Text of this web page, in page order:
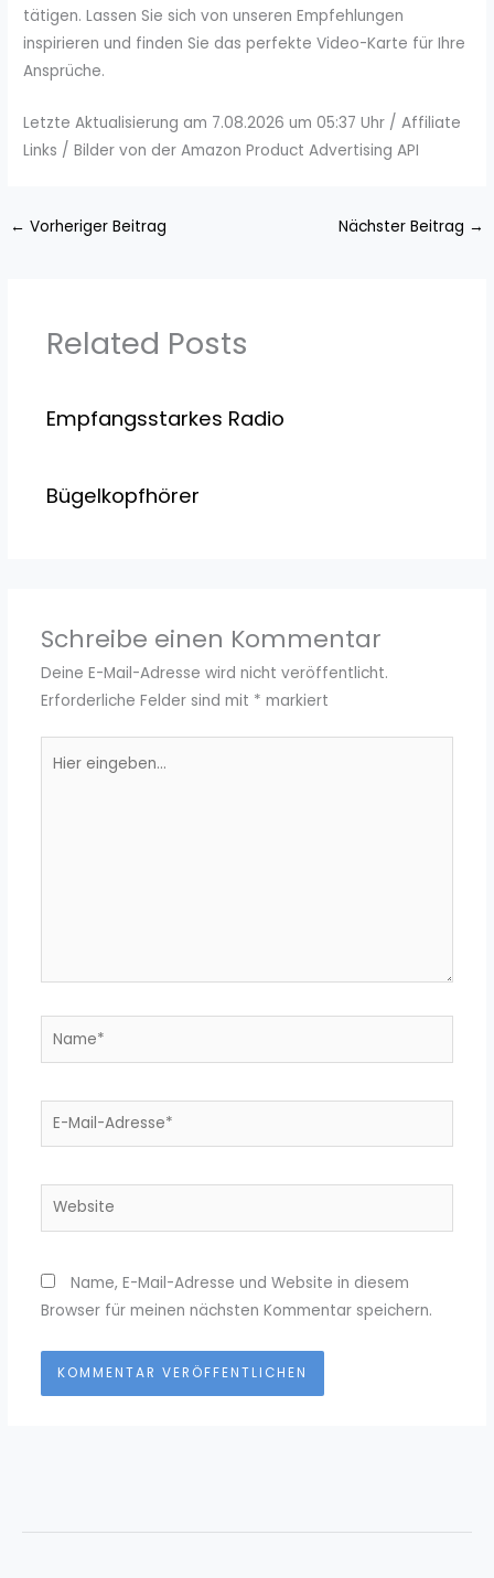
tätigen. Lassen Sie sich von unseren Empfehlungen
inspirieren und finden Sie das perfekte Video-Karte für Ihre
Ansprüche.
Letzte Aktualisierung am 7.08.2026 um 05:37 Uhr / Affiliate
Links / Bilder von der Amazon Product Advertising API
← Vorheriger Beitrag Nächster Beitrag →
Related Posts
Empfangsstarkes Radio
Bügelkopfhörer
Schreibe einen Kommentar
Deine E-Mail-Adresse wird nicht veröffentlicht.
Erforderliche Felder sind mit * markiert
eingeben…
Name*
E-
Website
Name, E-Mail-Adresse und Website in diesem
Browser für meinen nächsten Kommentar speichern.